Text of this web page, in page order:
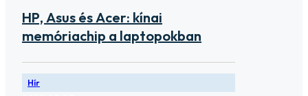
HP, Asus és Acer: kínai
memóriachip a laptopokban
Hír